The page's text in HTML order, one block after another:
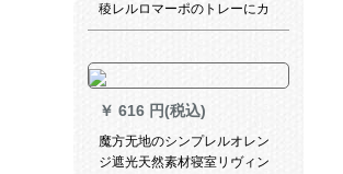
稜レルロマーポのトレーにカ
ードを入れています。テンロ
ABSキャップ1.6メトルです。
￥ 616 円(税込)
魔方无地のシンプレルオレン
ジ遮光天然素材寝室リヴィン